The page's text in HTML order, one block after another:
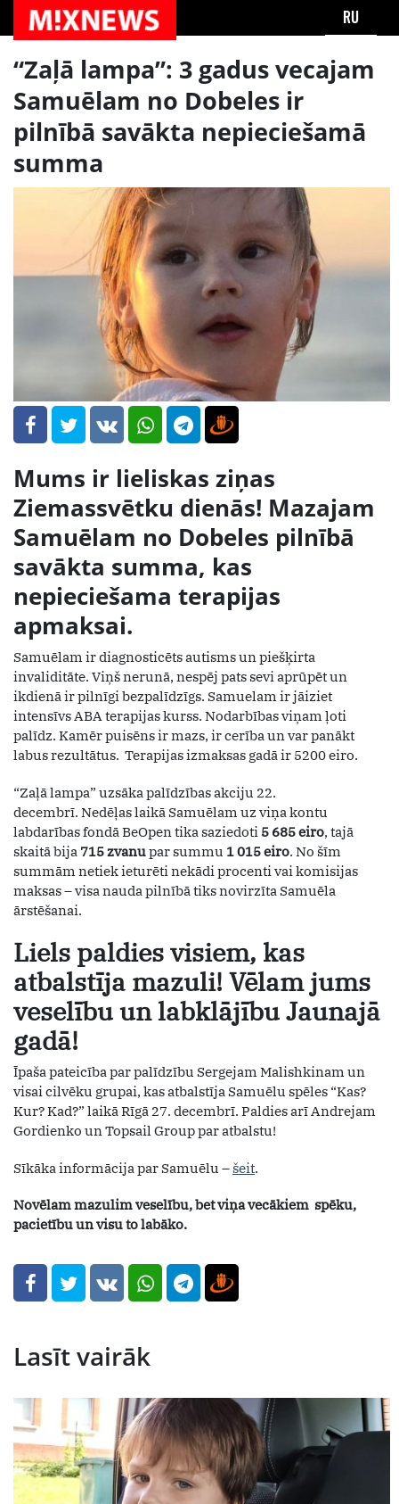
RU
“Zaļā lampa”: 3 gadus vecajam
Samuēlam no Dobeles ir
pilnībā savākta nepieciešamā
summa
Mums ir lieliskas ziņas
Ziemassvētku dienās! Mazajam
Samuēlam no Dobeles pilnībā
savākta summa, kas
nepieciešama terapijas
apmaksai.
Samuēlam ir diagnosticēts autisms un piešķirta
invaliditāte. Viņš nerunā, nespēj pats sevi aprūpēt un
ikdienā ir pilnīgi bezpalīdzīgs. Samuelam ir jāiziet
intensīvs ABA terapijas kurss. Nodarbības viņam ļoti
palīdz. Kamēr puisēns ir mazs, ir cerība un var panākt
labus rezultātus. Terapijas izmaksas gadā ir 5200 eiro.
“Zaļā lampa” uzsāka palīdzības akciju 22.
decembrī. Nedēļas laikā Samuēlam uz viņa kontu
labdarības fondā BeOpen tika saziedoti 5 685 eiro, tajā
skaitā bija 715 zvanupar summu 1 015 eiro. No šīm
summām netiek ieturēti nekādi procenti vai komisijas
maksas – visa nauda pilnībā tiks novirzīta Samuēla
ārstēšanai.
Liels paldies visiem, kas
atbalstīja mazuli! Vēlam jums
veselību un labklājību Jaunajā
gadā!
Īpaša pateicība par palīdzību Sergejam Malishkinam un
visai cilvēku grupai, kas atbalstīja Samuēlu spēles “Kas?
Kur? Kad?” laikā Rīgā 27. decembrī. Paldies arī Andrejam
Gordienko un Topsail Group par atbalstu!
Sīkāka informācija par Samuēlu – šeit.
Novēlam mazulim veselību, bet viņa vecākiem spēku,
pacietību un visu to labāko.
Lasīt vairāk